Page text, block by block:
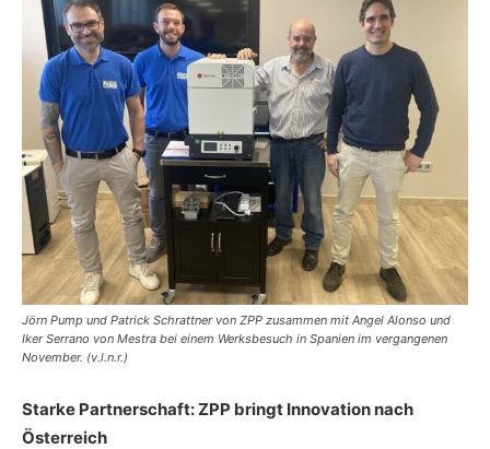
Jörn Pump und Patrick Schrattner von ZPP zusammen mit Angel Alonso und
Iker Serrano von Mestra bei einem Werksbesuch in Spanien im vergangenen
November. (v.l.n.r.)
Starke Partnerschaft: ZPP bringt Innovation nach
Österreich